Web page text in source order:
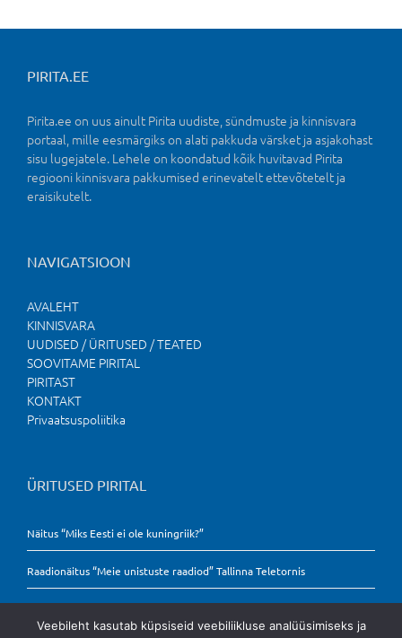
PIRITA.EE
Pirita.ee on uus ainult Pirita uudiste, sündmuste ja kinnisvara
portaal, mille eesmärgiks on alati pakkuda värsket ja asjakohast
sisu lugejatele. Lehele on koondatud kõik huvitavad Pirita
regiooni kinnisvara pakkumised erinevatelt ettevõtetelt ja
eraisikutelt.
NAVIGATSIOON
AVALEHT
KINNISVARA
UUDISED / ÜRITUSED / TEATED
SOOVITAME PIRITAL
PIRITAST
KONTAKT
Privaatsuspoliitika
ÜRITUSED PIRITAL
Näitus “Miks Eesti ei ole kuningriik?”
Raadionäitus “Meie unistuste raadiod” Tallinna Teletornis
Veebileht kasutab küpsiseid veebiliikluse analüüsimiseks ja